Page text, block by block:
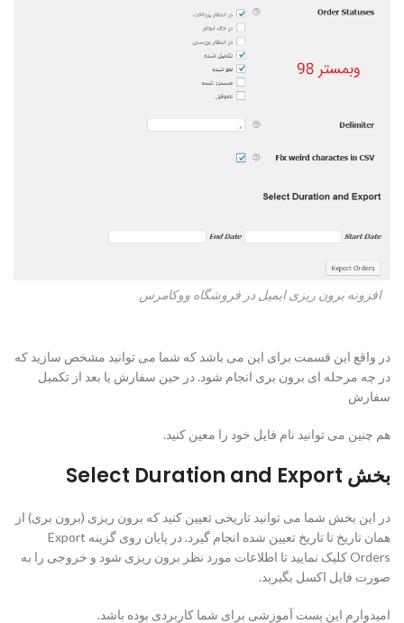
افزونه برون ریزی ایمیل در فروشگاه ووکامرس
در واقع این قسمت برای این می باشد که شما می توانید مشخص سازید که
در چه مرحله ای برون بری انجام شود. در حین سفارش یا بعد از تکمیل
سفارش
هم چنین می توانید نام فایل خود را معین کنید.
بخش Select Duration and Export
در این بخش شما می توانید تاریخی تعیین کنید که برون ریزی (برون بری) از
همان تاریخ تا تاریخ تعیین شده انجام گیرد. در پایان روی گزینه Export
Orders کلیک نمایید تا اطلاعات مورد نظر برون ریزی شود و خروجی را به
صورت فایل اکسل بگیرید.
امیدوارم این پست آموزشی برای شما کاربردی بوده باشد.